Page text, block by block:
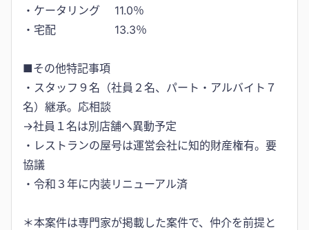
・ケータリング 11.0％
・宅配 13.3％
■その他特記事項
・スタッフ９名（社員２名、パート・アルバイト７
名）継承。応相談
→社員１名は別店舗へ異動予定
・レストランの屋号は運営会社に知的財産権有。要
協議
・令和３年に内装リニューアル済
＊本案件は専門家が掲載した案件で、仲介を前提と